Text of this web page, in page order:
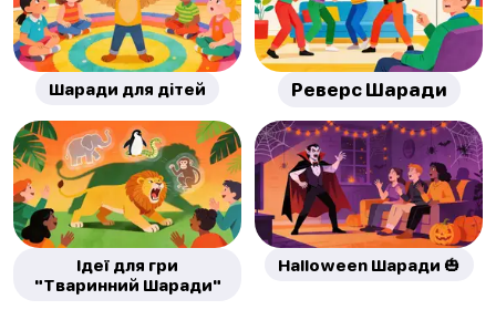
Шаради для дітей Реверс Шаради
Ідеї для гри
"Тваринний Шаради"
Halloween Шаради 🎃